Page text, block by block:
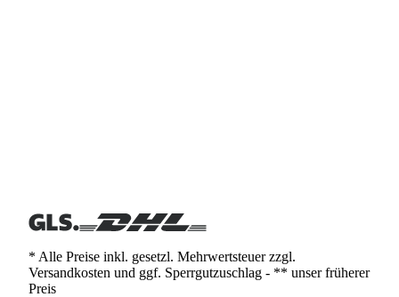
* Alle Preise inkl. gesetzl. Mehrwertsteuer zzgl.
Versandkosten und ggf. Sperrgutzuschlag - ** unser früherer
Preis